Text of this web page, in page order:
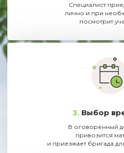
Специалист
лично и при
посмотрит
3. Выбор
В оговоренный
привозится
и приезжает бригада